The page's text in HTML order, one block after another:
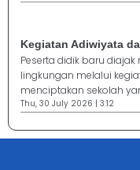
Kegiatan Adiwiyata
Peserta didik baru
lingkungan melalui
menciptakan sekolah
Thu, 30 July 2026 | 3:12